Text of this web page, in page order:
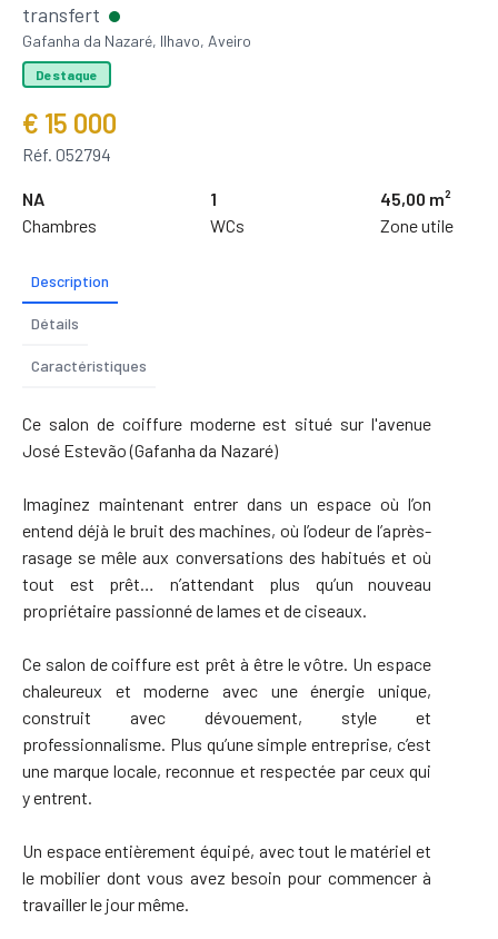
transfert
Gafanha da Nazaré, Ilhavo, Aveiro
Destaque
€ 15 000
Réf. 052794
NA
Chambres
1
WCs
45,00 m²
Zone utile
Description
Détails
Caractéristiques
Ce salon de coiffure moderne est situé sur l'avenue
José Estevão (Gafanha da Nazaré)
Imaginez maintenant entrer dans un espace où l’on
entend déjà le bruit des machines, où l’odeur de l’après-
rasage se mêle aux conversations des habitués et où
tout est prêt… n’attendant plus qu’un nouveau
propriétaire passionné de lames et de ciseaux.
Ce salon de coiffure est prêt à être le vôtre. Un espace
chaleureux et moderne avec une énergie unique,
construit avec dévouement, style et
professionnalisme. Plus qu’une simple entreprise, c’est
une marque locale, reconnue et respectée par ceux qui
y entrent.
Un espace entièrement équipé, avec tout le matériel et
le mobilier dont vous avez besoin pour commencer à
travailler le jour même.